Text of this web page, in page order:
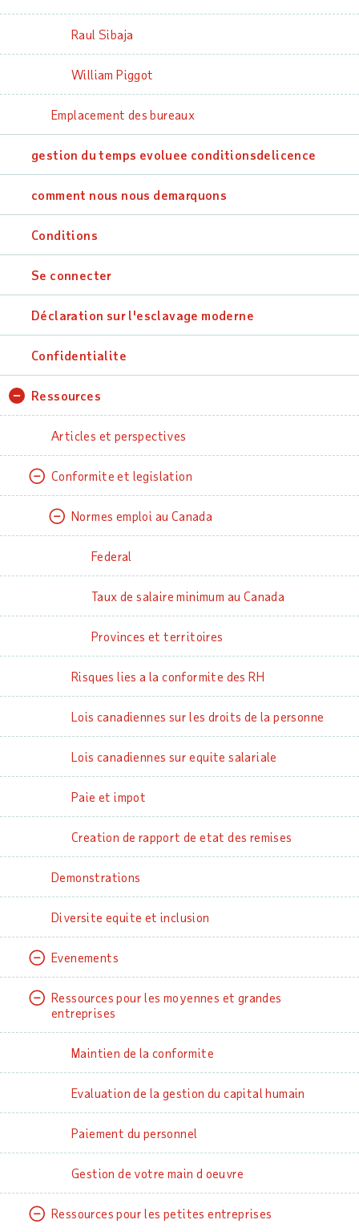
Raul Sibaja
William Piggot
Emplacement des bureaux
gestion du temps evoluee conditionsdelicence
comment nous nous demarquons
Conditions
Se connecter
Déclaration sur l'esclavage moderne
Confidentialite
Ressources
Articles et perspectives
Conformite et legislation
Normes emploi au Canada
Federal
Taux de salaire minimum au Canada
Provinces et territoires
Risques lies a la conformite des RH
Lois canadiennes sur les droits de la personne
Lois canadiennes sur equite salariale
Paie et impot
Creation de rapport de etat des remises
Demonstrations
Diversite equite et inclusion
Evenements
Ressources pour les moyennes et grandes
entreprises
Maintien de la conformite
Evaluation de la gestion du capital humain
Paiement du personnel
Gestion de votre main d oeuvre
Ressources pour les petites entreprises